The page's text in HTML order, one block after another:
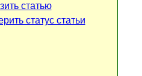
статью
статус статьи